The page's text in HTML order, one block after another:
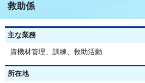
救助係
主な業務
資機材管理、訓練、救助活動
所在地